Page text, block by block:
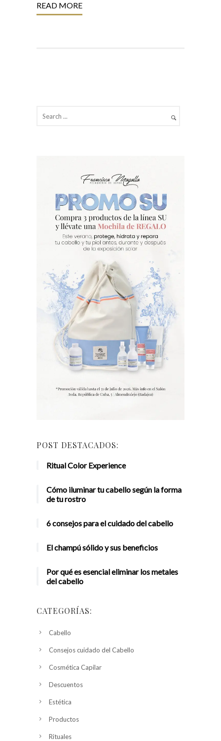
READ MORE
POST DESTACADOS:
Ritual Color Experience
Cómo iluminar tu cabello según la forma
de tu rostro
6 consejos para el cuidado del cabello
El champú sólido y sus beneficios
Por qué es esencial eliminar los metales
del cabello
CATEGORÍAS:
Cabello
Consejos cuidado del Cabello
Cosmética Capilar
Descuentos
Estética
Productos
Rituales